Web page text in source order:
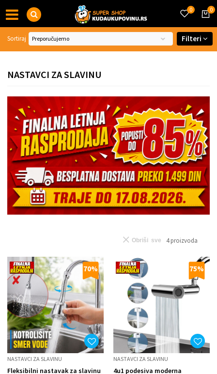
0
0
NASTAVCI ZA SLAVINU
Sortiraj Filteri
4proizvoda
Obriši sve
70%
NASTAVCI ZA SLAVINU
Fleksibilni nastavak za slavinu
75%
NASTAVCI ZA SLAVINU
4u1 podesiva moderna